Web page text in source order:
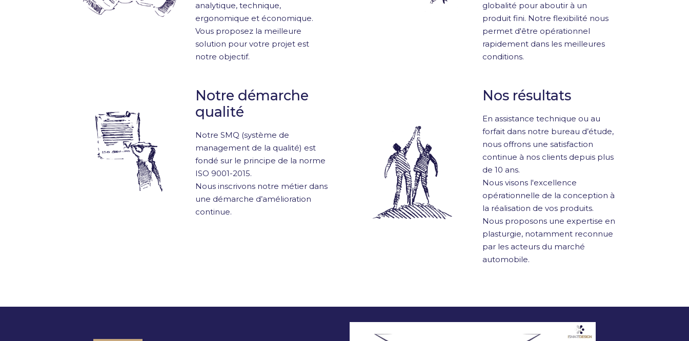
analytique, technique,
ergonomique et économique.
Vous proposez la meilleure
solution pour votre projet est
notre objectif.
Notre démarche
qualité
Notre SMQ (système de
management de la qualité) est
fondé sur le principe de la norme
ISO 9001-2015.
Nous inscrivons notre métier dans
une démarche d’amélioration
continue.
globalité pour aboutir à un
produit fini. Notre flexibilité nous
permet d'être opérationnel
rapidement dans les meilleures
conditions.
Nos résultats
En assistance technique ou au
forfait dans notre bureau d’étude,
nous offrons une satisfaction
continue à nos clients depuis plus
de 10 ans.
Nous visons l'excellence
opérationnelle de la conception à
la réalisation de vos produits.
Nous proposons une expertise en
plasturgie, notamment reconnue
par les acteurs du marché
automobile.